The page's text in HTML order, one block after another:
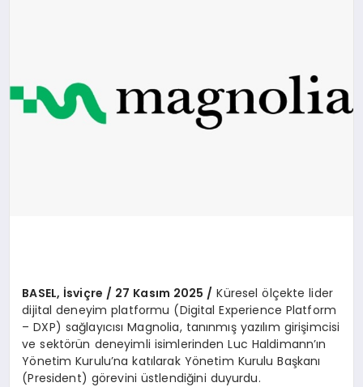
BASEL, İsviçre / 27 Kasım 2025 / Küresel ölçekte lider
dijital deneyim platformu (Digital Experience Platform
– DXP) sağlayıcısı Magnolia, tanınmış yazılım girişimcisi
ve sektörün deneyimli isimlerinden Luc Haldimann’ın
Yönetim Kurulu’na katılarak Yönetim Kurulu Başkanı
(President) görevini üstlendiğini duyurdu.